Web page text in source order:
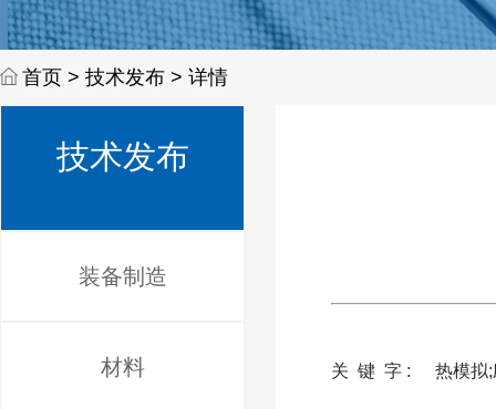
首页 > 技术发布 > 详情
技术发布
装备制造
材料 关 键 字 : 热模拟